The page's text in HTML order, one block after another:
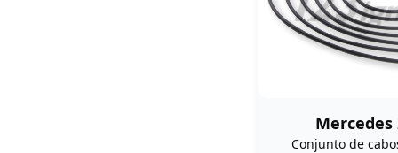
Mercedes
Conjunto de